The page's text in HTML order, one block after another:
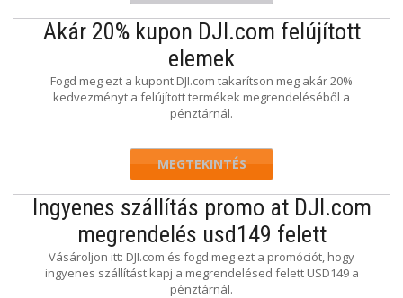
Akár 20% kupon DJI.com felújított
elemek
Fogd meg ezt a kupont DJI.com takarítson meg akár 20%
kedvezményt a felújított termékek megrendeléséből a
pénztárnál.
MEGTEKINTÉS
Ingyenes szállítás promo at DJI.com
megrendelés usd149 felett
Vásároljon itt: DJI.com és fogd meg ezt a promóciót, hogy
ingyenes szállítást kapj a megrendelésed felett USD149 a
pénztárnál.